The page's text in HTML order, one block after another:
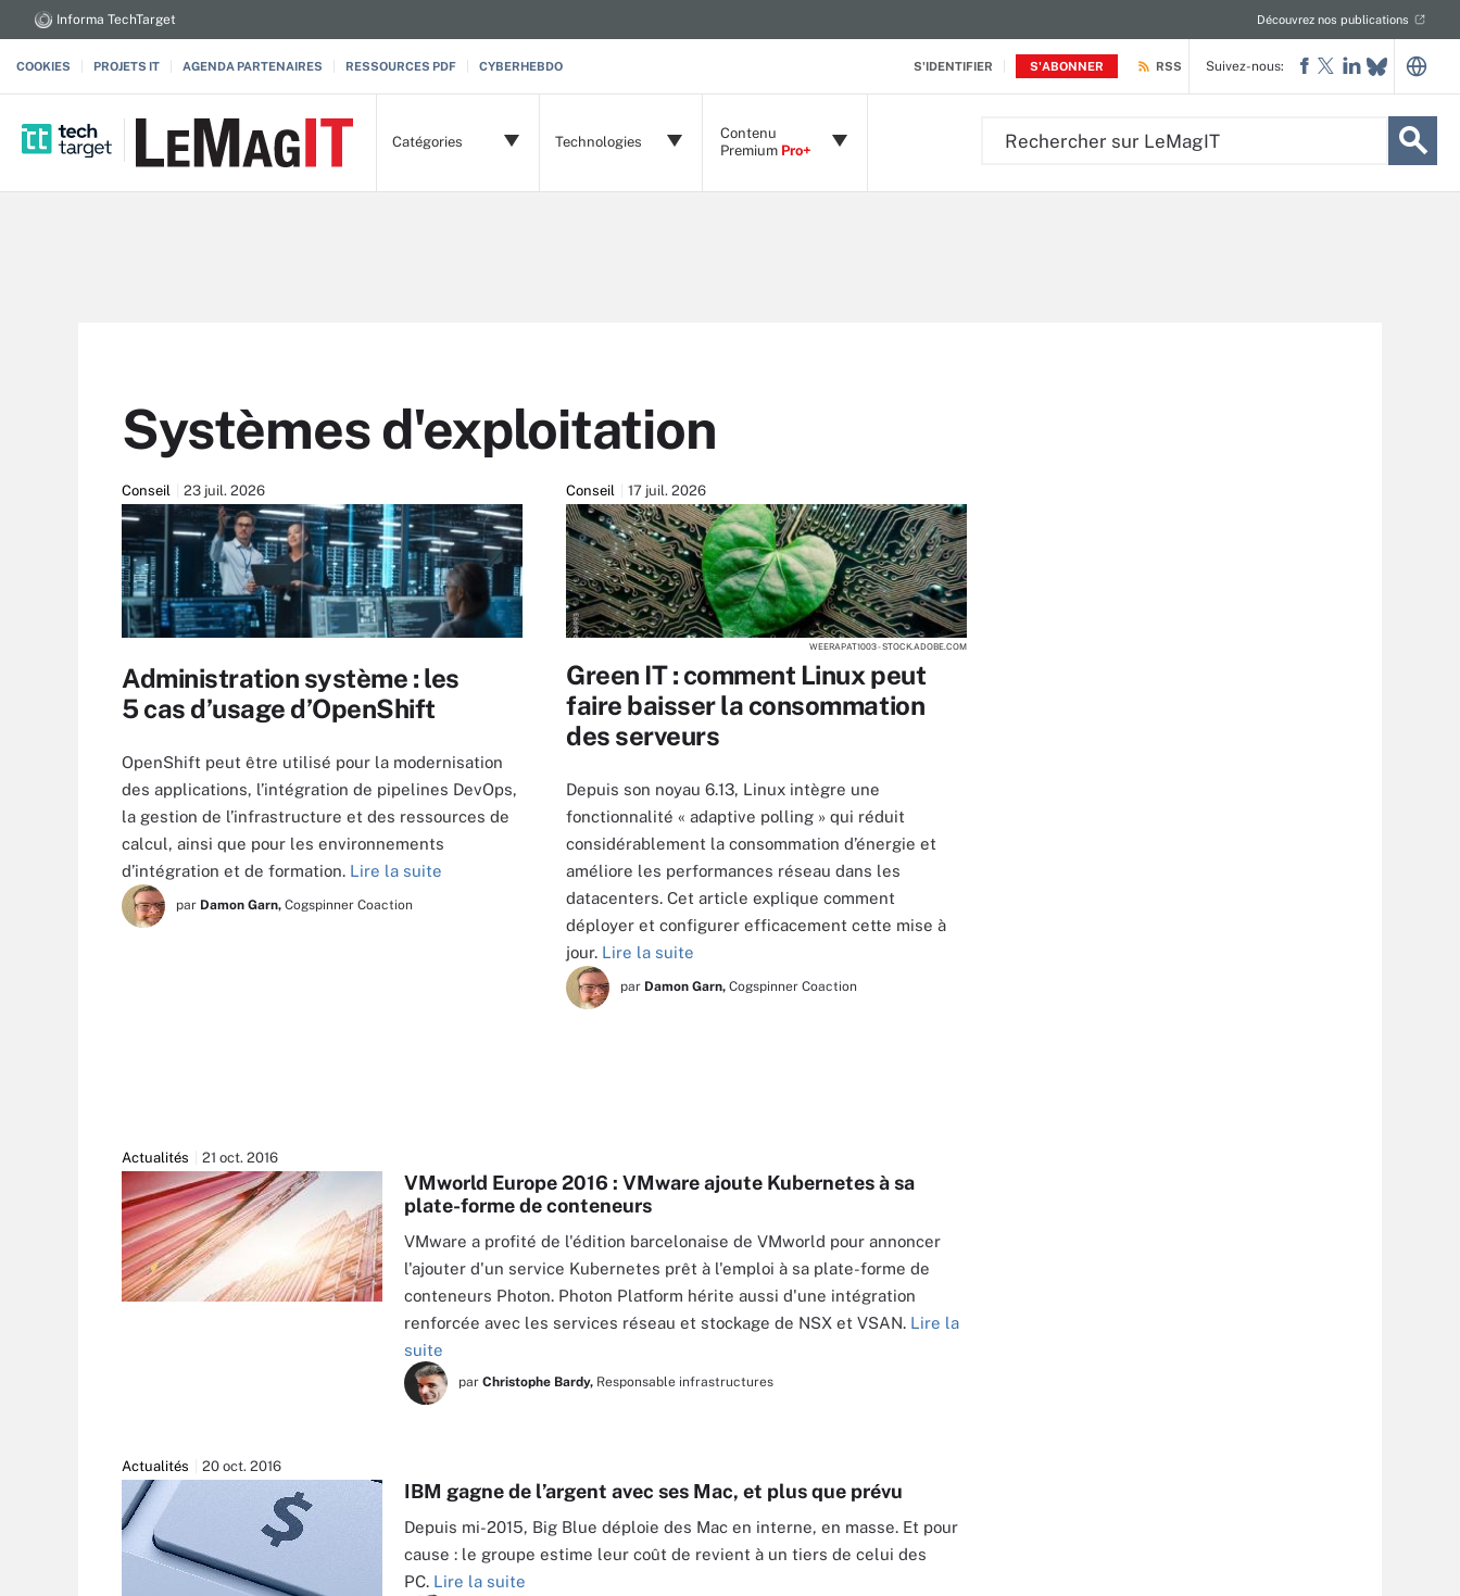
S'IDENTIFIER S'ABONNER
Informa TechTarget Découvrez nos publications
COOKIES PROJETS IT AGENDA PARTENAIRES RESSOURCES PDF CYBERHEBDO RSS
Catégories Technologies
Contenu
Premium Pro+
Suivez-nous:
Systèmes d'exploitation
Conseil 23 juil. 2026
Administration système : les
5 cas d’usage d’OpenShift
OpenShift peut être utilisé pour la modernisation
des applications, l’intégration de pipelines DevOps,
la gestion de l’infrastructure et des ressources de
calcul, ainsi que pour les environnements
d’intégration et de formation. Lire la suite
par Damon Garn, Cogspinner Coaction
Conseil 17 juil. 2026
WEERAPAT1003 - STOCK.ADOBE.COM
Green IT : comment Linux peut
faire baisser la consommation
des serveurs
Depuis son noyau 6.13, Linux intègre une
fonctionnalité « adaptive polling » qui réduit
considérablement la consommation d’énergie et
améliore les performances réseau dans les
datacenters. Cet article explique comment
déployer et configurer efficacement cette mise à
jour. Lire la suite
par Damon Garn, Cogspinner Coaction
Actualités 21 oct. 2016
VMworld Europe 2016 : VMware ajoute Kubernetes à sa
plate-forme de conteneurs
VMware a profité de l'édition barcelonaise de VMworld pour annoncer
l'ajouter d'un service Kubernetes prêt à l'emploi à sa plate-forme de
conteneurs Photon. Photon Platform hérite aussi d'une intégration
renforcée avec les services réseau et stockage de NSX et VSAN. Lire la
suite
par Christophe Bardy, Responsable infrastructures
Actualités 20 oct. 2016
IBM gagne de l’argent avec ses Mac, et plus que prévu
Depuis mi-2015, Big Blue déploie des Mac en interne, en masse. Et pour
cause : le groupe estime leur coût de revient à un tiers de celui des
PC. Lire la suite